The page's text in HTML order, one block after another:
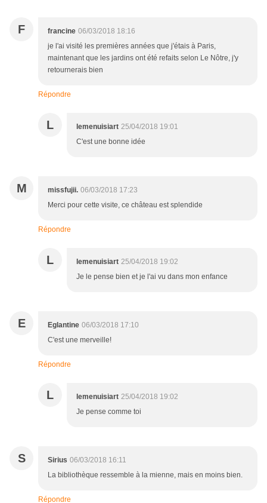
F francine 06/03/2018 18:16
je l'ai visité les premières années que j'étais à Paris,
maintenant que les jardins ont été refaits selon Le Nôtre, j'y
retournerais bien
Répondre
L lemenuisiart 25/04/2018 19:01
C'est une bonne idée
M missfujii. 06/03/2018 17:23
Merci pour cette visite, ce château est splendide
Répondre
L lemenuisiart 25/04/2018 19:02
Je le pense bien et je l'ai vu dans mon enfance
E Eglantine 06/03/2018 17:10
C'est une merveille!
Répondre
L lemenuisiart 25/04/2018 19:02
Je pense comme toi
S Sirius 06/03/2018 16:11
La bibliothèque ressemble à la mienne, mais en moins bien.
Répondre